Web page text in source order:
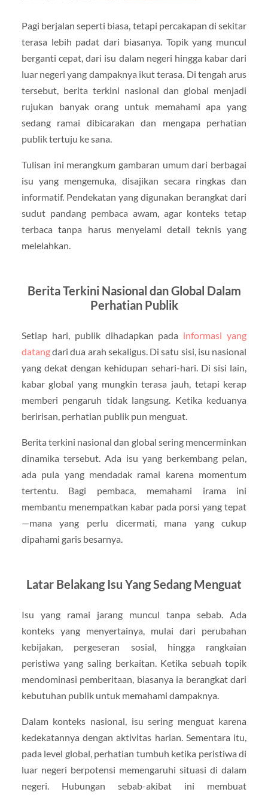
Pagi berjalan seperti biasa, tetapi percakapan di sekitar
terasa lebih padat dari biasanya. Topik yang muncul
berganti cepat, dari isu dalam negeri hingga kabar dari
luar negeri yang dampaknya ikut terasa. Di tengah arus
tersebut, berita terkini nasional dan global menjadi
rujukan banyak orang untuk memahami apa yang
sedang ramai dibicarakan dan mengapa perhatian
publik tertuju ke sana.
Tulisan ini merangkum gambaran umum dari berbagai
isu yang mengemuka, disajikan secara ringkas dan
informatif. Pendekatan yang digunakan berangkat dari
sudut pandang pembaca awam, agar konteks tetap
terbaca tanpa harus menyelami detail teknis yang
melelahkan.
Berita Terkini Nasional dan Global Dalam
Perhatian Publik
Setiap hari, publik dihadapkan pada informasi yang
datangdari dua arah sekaligus. Di satu sisi, isu nasional
yang dekat dengan kehidupan sehari-hari. Di sisi lain,
kabar global yang mungkin terasa jauh, tetapi kerap
memberi pengaruh tidak langsung. Ketika keduanya
beririsan, perhatian publik pun menguat.
Berita terkini nasional dan global sering mencerminkan
dinamika tersebut. Ada isu yang berkembang pelan,
ada pula yang mendadak ramai karena momentum
tertentu. Bagi pembaca, memahami irama ini
membantu menempatkan kabar pada porsi yang tepat
—mana yang perlu dicermati, mana yang cukup
dipahami garis besarnya.
Latar Belakang Isu Yang Sedang Menguat
Isu yang ramai jarang muncul tanpa sebab. Ada
konteks yang menyertainya, mulai dari perubahan
kebijakan, pergeseran sosial, hingga rangkaian
peristiwa yang saling berkaitan. Ketika sebuah topik
mendominasi pemberitaan, biasanya ia berangkat dari
kebutuhan publik untuk memahami dampaknya.
Dalam konteks nasional, isu sering menguat karena
kedekatannya dengan aktivitas harian. Sementara itu,
pada level global, perhatian tumbuh ketika peristiwa di
luar negeri berpotensi memengaruhi situasi di dalam
negeri. Hubungan sebab-akibat ini membuat